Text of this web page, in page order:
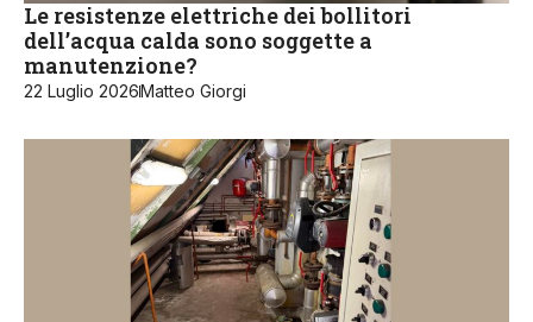
Le resistenze elettriche dei bollitori
dell’acqua calda sono soggette a
manutenzione?
22 Luglio 2026Matteo Giorgi